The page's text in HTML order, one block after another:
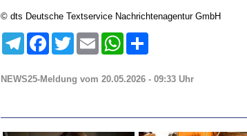
© dts Deutsche Textservice Nachrichtenagentur GmbH
TelegramFacebookTwitter Email WhatsApp
NEWS25-Meldung vom 20.05.2026 - 09:33 Uhr